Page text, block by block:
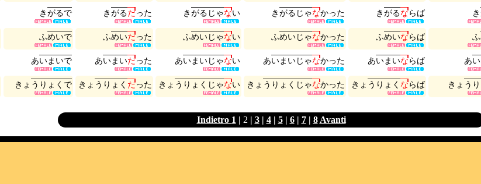
きがるで きがるだった きがる じ ゃない きがる じ ゃなかった きがるならば き
ふめいで ふめいだった ふめいじ ゃない ふめいじ ゃなかった ふめいならば ふ
あいま いで あいま いだった あいま いじ ゃない あいま いじ ゃなかった あいま いならば あい
き ょ う り ょ く で き ょ う り ょ く だった き ょ う り ょ く じ ゃない き ょ う り ょ く じ ゃなかった き ょ う り ょ く ならば き ょ う り
Indietro 1 | 2 | 3| 4| 5| 6| 7| 8 Avanti